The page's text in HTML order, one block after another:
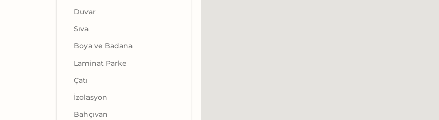
Duvar
Sıva
Boya ve Badana
Laminat Parke
Çatı
İzolasyon
Bahçıvan